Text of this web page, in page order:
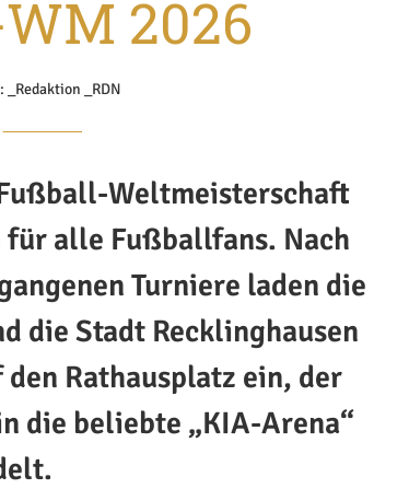
2026
_Redaktion _RDN
Weltmeisterschaft
alle Fußballfans. Nach
Turniere laden die
die Stadt Recklinghausen
Rathausplatz ein, der
die beliebte „KIA-Arena“